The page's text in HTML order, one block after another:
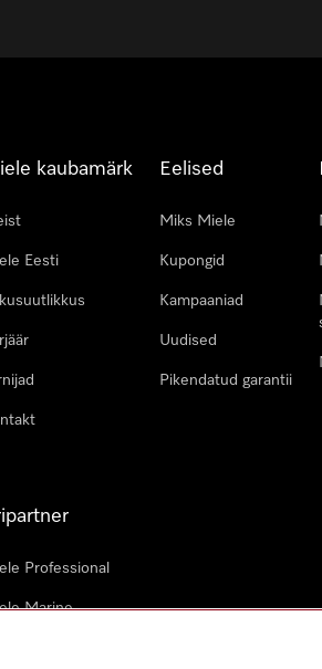
kaubamärk
Eesti
Eelised
Miks Miele
Kupongid
Kampaaniad
Uudised
Pikendatud garantii
Professional
Marine